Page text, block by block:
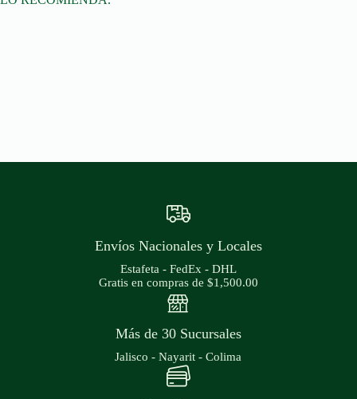
Envíos Nacionales y Locales
Estafeta - FedEx - DHL
Gratis en compras de $1,500.00
Más de 30 Sucursales
Jalisco - Nayarit - Colima